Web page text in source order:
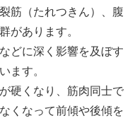
筋（たれつきん）、腹
があります。
どに深く影響を及ぼす
ます。
硬くなり、筋肉同士で
くなって前傾や後傾を